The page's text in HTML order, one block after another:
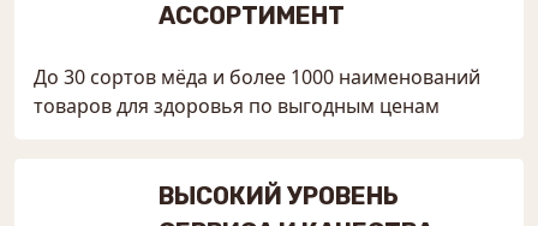
АССОРТИМЕНТ
До 30 сортов мёда и более 1000 наименований
товаров для здоровья по выгодным ценам
ВЫСОКИЙ УРОВЕНЬ